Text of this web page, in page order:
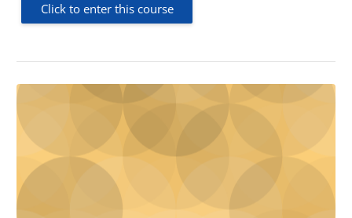
Click to enter this course